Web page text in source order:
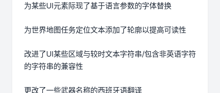
为某些UI元素际现了基于语言参数的字体替换
为世界地图任务定位文本添加了轮廓以提高可读性
改进了UI某些区域与较时文本字符串/包含非英语字符
的字符串的兼容性
更改了一些武器名称的西班牙语翻译